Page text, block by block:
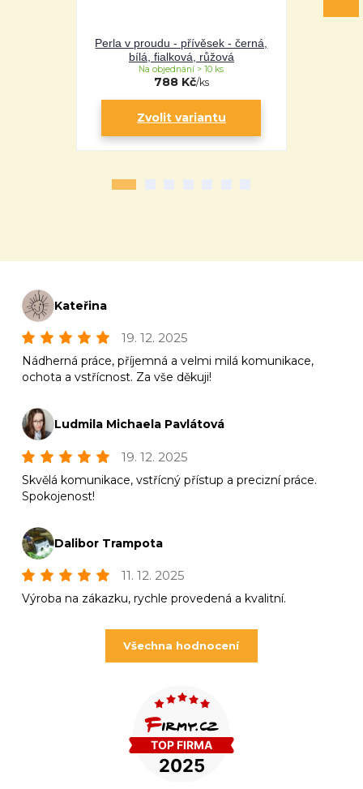
Perla v proudu - přívěsek - černá,
bílá, fialková, růžová
788 Kč/ks
Na objednání > 10 ks
Zvolit variantu
Kateřina
19. 12. 2025
Nádherná práce, příjemná a velmi milá komunikace,
ochota a vstřícnost. Za vše děkuji!
Ludmila Michaela Pavlátová
19. 12. 2025
Skvělá komunikace, vstřícný přístup a precizní práce.
Spokojenost!
Dalibor Trampota
11. 12. 2025
Výroba na zákazku, rychle provedená a kvalitní.
Všechna hodnocení